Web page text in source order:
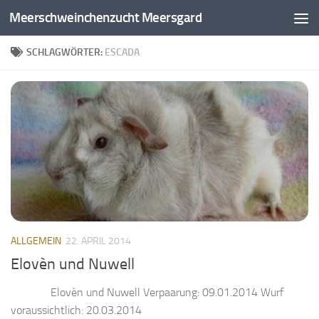
Zum Inhalt springen
Meerschweinchenzucht Meersgard
SCHLAGWÖRTER: ESCADA
ALLGEMEIN 22. APRIL 2014
Elovèn und Nuwell
Elovèn und Nuwell Verpaarung: 09.01.2014 Wurf
voraussichtlich: 20.03.2014